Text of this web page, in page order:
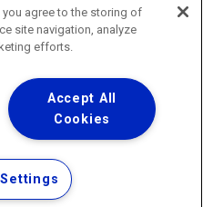
6457 (WhatsApp) ·
- Todos os Direitos Reservados.
Sites e Aplicativos
e Proteção de Dados
you agree to the storing of
site navigation, analyze
efforts.
Accept All
Cookies